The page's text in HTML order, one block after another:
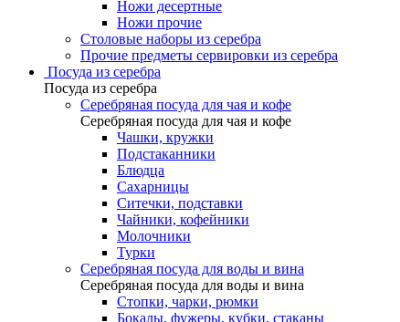
Ножи десертные
Ножи прочие
Столовые наборы из серебра
Прочие предметы сервировки из серебра
Посуда из серебра
Посуда из серебра
Серебряная посуда для чая и кофе
Серебряная посуда для чая и кофе
Чашки, кружки
Подстаканники
Блюдца
Сахарницы
Ситечки, подставки
Чайники, кофейники
Молочники
Турки
Серебряная посуда для воды и вина
Серебряная посуда для воды и вина
Стопки, чарки, рюмки
Бокалы, фужеры, кубки, стаканы